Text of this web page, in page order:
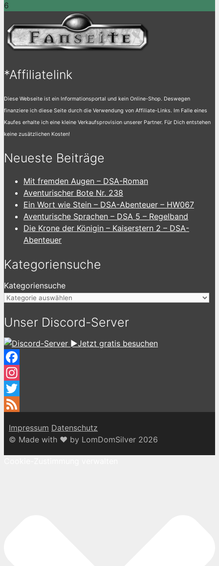
6
*Affiliatelink
Diese Webseite ist ein Informationsportal und kein Online-Shop. Deswegen
finanziere ich diese Seite durch die Verwendung von Affiliate-Links. Im Falle eines
Kaufes erhalte ich eine kleine Verkaufsprovision unserer Partner. Für Dich entstehen
keine zusätzlichen Kosten!
Neueste Beiträge
Mit fremden Augen – DSA-Roman
Aventurischer Bote Nr. 238
Ein Wort wie Stein – DSA-Abenteuer – HW067
Aventurische Sprachen – DSA 5 – Regelband
Die Krone der Königin – Kaiserstern 2 – DSA-
Abenteuer
Kategoriensuche
Kategoriensuche
Unser Discord-Server
►Jetzt gratis besuchen
Facebook
Instagram
Twitter
Impressum Datenschutz
© Made with ♥ by LomDomSilver 2026